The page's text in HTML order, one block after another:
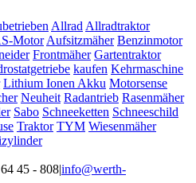
Allrad Allradtraktor
Motor Aufsitzmäher Benzinmotor
Frontmäher Gartentraktor
kaufen Kehrmaschine
Lithium Ionen Akku Motorsense
Neuheit Radantrieb Rasenmäher
Sabo Schneeketten Schneeschild
Traktor TYM Wiesenmäher
45 - 808|info@werth-